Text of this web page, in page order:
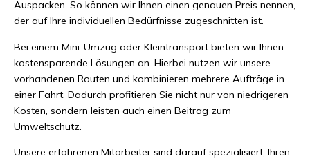
Auspacken. So können wir Ihnen einen genauen Preis nennen,
der auf Ihre individuellen Bedürfnisse zugeschnitten ist.
Bei einem Mini-Umzug oder Kleintransport bieten wir Ihnen
kostensparende Lösungen an. Hierbei nutzen wir unsere
vorhandenen Routen und kombinieren mehrere Aufträge in
einer Fahrt. Dadurch profitieren Sie nicht nur von niedrigeren
Kosten, sondern leisten auch einen Beitrag zum
Umweltschutz.
Unsere erfahrenen Mitarbeiter sind darauf spezialisiert, Ihren